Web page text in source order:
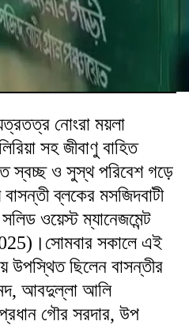
নোংরা ময়লা
সহ জীবাণু বাহিত
স্বচ্ছ ও সুস্থ পরিবেশ গড়ে
ব্লকের মসজিদবাটী
ওয়েস্ট ম্যানেজমেন্ট
সকালে এই
উপস্থিত ছিলেন বাসন্তীর
আবদুল্লা আলি
প্রধান গৌর সরদার, উপ